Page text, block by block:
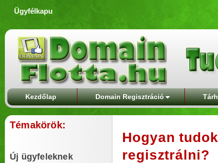
Ügyfélkapu
Kezdőlap Domain Regisztráció
Témakörök:
Új ügyfeleknek
Hogyan
regisztrálni?